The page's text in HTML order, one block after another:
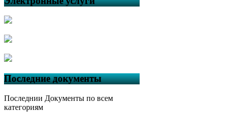
Последние документы
Последнии Документы по всем
категориям